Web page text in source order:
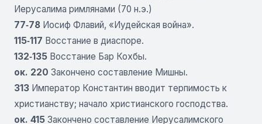
Иерусалима римлянами (70 н.э.)
77‑78 Иосиф Флавий, «Иудейская война».
115‑117 Восстание в диаспоре.
132‑135 Восстание Бар Кохбы.
ок. 220 Закончено составление Мишны.
313 Император Константин вводит терпимость к
христианству; начало христианского господства.
ок. 415 Закончено составление Иерусалимского